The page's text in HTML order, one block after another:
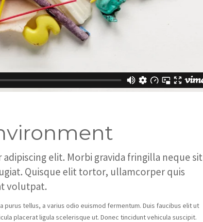
elit. Morbi gravida fringilla neque sit
Quisque elit tortor, ullamcorper quis
volutpat.
purus tellus, a varius odio euismod fermentum. Duis faucibus elit ut
placerat ligula scelerisque ut. Donec tincidunt vehicula suscipit.